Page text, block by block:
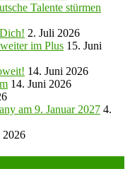
Talente stürmen
2. Juli 2026
im Plus 15. Juni
14. Juni 2026
14. Juni 2026
am 9. Januar 2027 4.
2026